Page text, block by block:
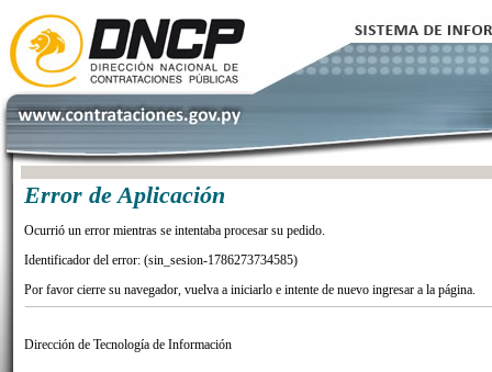
Error de Aplicación
Ocurrió un error mientras se intentaba procesar su pedido.
Identificador del error: (sin_sesion-1786273734585)
Por favor cierre su navegador, vuelva a iniciarlo e intente de nuevo ingresar a la página.
Dirección de Tecnología de Información